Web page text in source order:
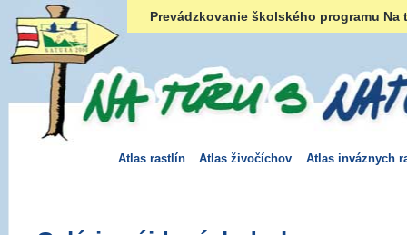
Prevádzkovanie školského programu
Atlas rastlín Atlas živočíchov Atlas inváznych